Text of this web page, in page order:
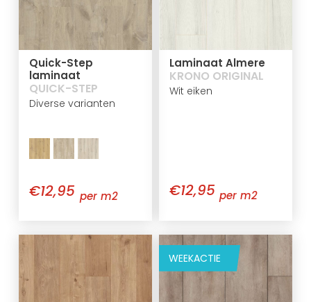
Quick-Step
laminaat
QUICK-STEP
Diverse varianten
€12,95 per m2
Laminaat Almere
KRONO ORIGINAL
Wit eiken
€12,95 per m2
WEEKACTIE